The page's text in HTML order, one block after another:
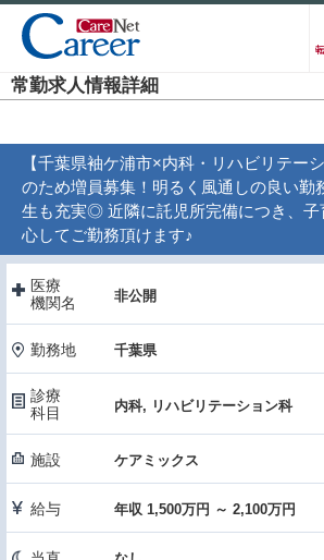
常勤求人情報詳細
【千葉県袖ケ浦市×内科・リハビリテー
のため増員募集！明るく風通しの良い勤
生も充実◎ 近隣に託児所完備につき、子
心してご勤務頂けます♪
医療
機関名
非公開
勤務地 千葉県
診療
科目
内科, リハビリテーション科
施設 ケアミックス
給与 年収 1,500万円 ～ 2,100万円